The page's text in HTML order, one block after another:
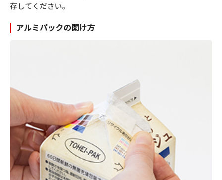
存してください。
アルミパックの開け方